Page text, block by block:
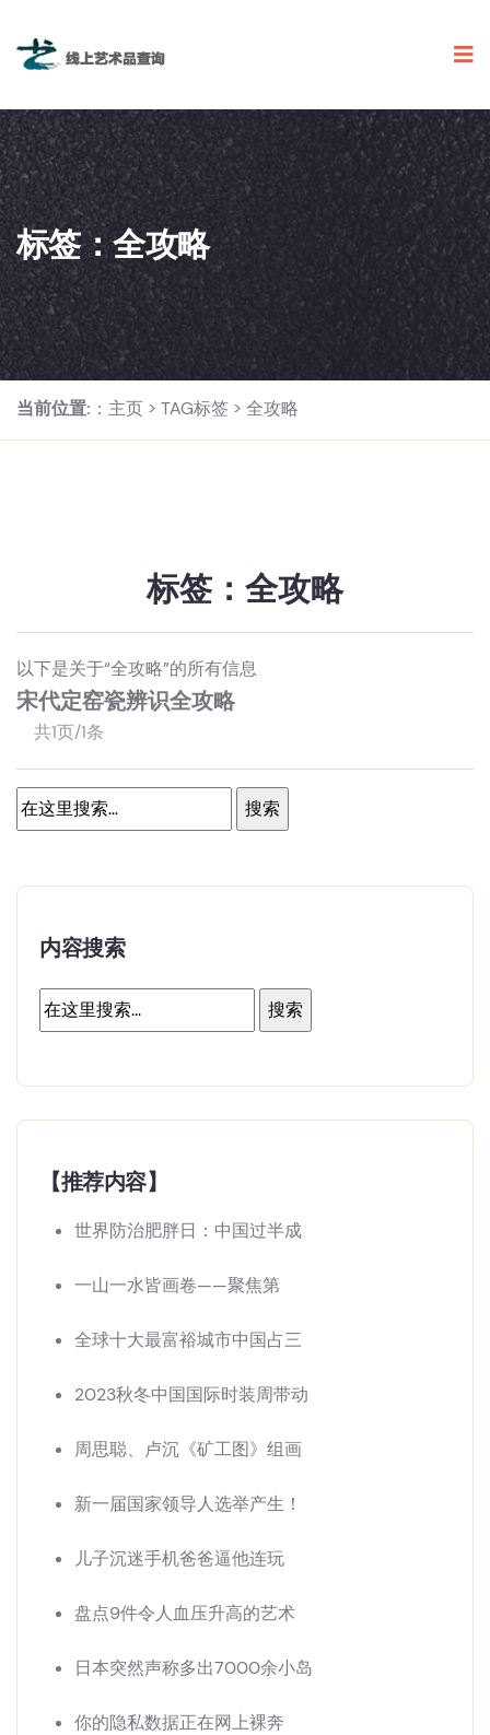
标签：全攻略
当前位置: ： 主页 > TAG标签 > 全攻略
标签：全攻略
以下是关于“全攻略”的所有信息
宋代定窑瓷辨识全攻略
共1页/1条
内容搜索
【推荐内容】
世界防治肥胖日：中国过半成
一山一水皆画卷——聚焦第
全球十大最富裕城市中国占三
2023秋冬中国国际时装周带动
周思聪、卢沉《矿工图》组画
新一届国家领导人选举产生！
儿子沉迷手机爸爸逼他连玩
盘点9件令人血压升高的艺术
日本突然声称多出7000余小岛
你的隐私数据正在网上裸奔